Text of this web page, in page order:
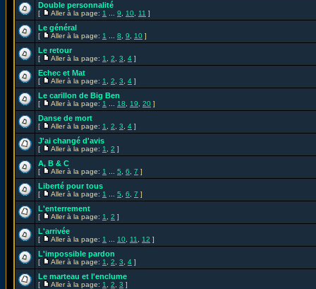
Double personnalité
[ Aller à la page: 1 9 10 11 ]
Le général
[ Aller à la page: 1 8 9 10 ]
Le retour
[ Aller à la page: 1 2 3 4 ]
Echec et Mat
[ Aller à la page: 1 2 3 4 ]
Le carillon de Big Ben
[ Aller à la page: 1 18 19 20 ]
Danse de mort
[ Aller à la page: 1 2 3 4 ]
J'ai changé d'avis
[ Aller à la page: 1 2 ]
A, B & C
[ Aller à la page: 1 5 6 7 ]
Liberté pour tous
[ Aller à la page: 1 5 6 7 ]
L'enterrement
[ Aller à la page: 1 2 ]
L'arrivée
[ Aller à la page: 1 10 11 12 ]
L'impossible pardon
[ Aller à la page: 1 2 3 4 ]
Le marteau et l'enclume
[ Aller à la page: 1 2 3 ]